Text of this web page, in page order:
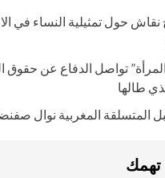
حول تمثيلية النساء في
المرأة” تواصل الدفاع عن حقوق
طالها
المتسلقة المغربية نوال
تهمك